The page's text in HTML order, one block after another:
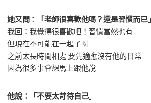
她又問：「老師很喜歡他嗎？還是習慣而已」
我回：我覺得很喜歡吧！習慣當然也有
但現在不可能在一起了啊
之前太長時間相處 要先適應沒有他的日常
因為很多事會想馬上跟他說
他說：「不要太苛待自己」